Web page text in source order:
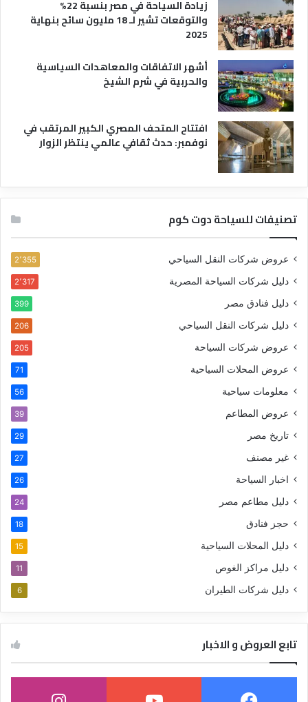
زيادة السياحة في مصر بنسبة 22%
والتوقعات تشير لـ 18 مليون سائح بنهاية
2025
أشهر الاتفاقات والمعاهدات السياسية
والحربية في شرم الشيخ
افتتاح المتحف المصري الكبير المرتقب في
نوفمبر: حدث ثقافي عالمي ينتظر الزوار
تصنيفات للسياحة دوت كوم
عروض شركات النقل السياحي 2٬355
دليل شركات السياحة المصرية 2٬317
دليل فنادق مصر 399
دليل شركات النقل السياحي 206
عروض شركات السياحة 205
عروض المحلات السياحية 71
معلومات سياحية 56
عروض المطاعم 39
تاريخ مصر 29
غير مصنف 27
اخبار السياحة 26
دليل مطاعم مصر 24
حجز فنادق 18
دليل المحلات السياحية 15
دليل مراكز الغوص 11
دليل شركات الطيران 6
تابع العروض و الاخبار